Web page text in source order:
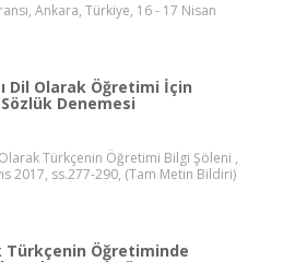
Ankara, Türkiye, 16 - 17 Nisan
Dil Olarak Öğretimi İçin
Denemesi
Türkçenin Öğretimi Bilgi Şöleni ,
2017, ss.277-290, (Tam Metin Bildiri)
Türkçenin Öğretiminde